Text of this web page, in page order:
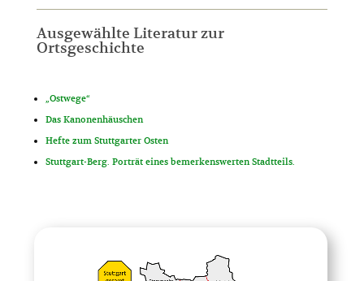
Ausgewählte Literatur zur
Ortsgeschichte
„Ostwege“
Das Kanonenhäuschen
Hefte zum Stuttgarter Osten
Stuttgart-Berg. Porträt eines bemerkenswerten Stadtteils.